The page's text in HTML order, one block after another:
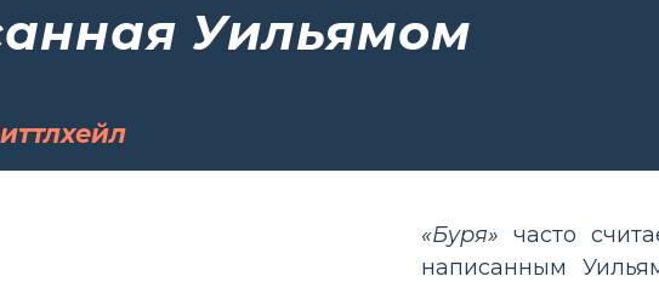
Уильямом
«Буря» часто
написанным